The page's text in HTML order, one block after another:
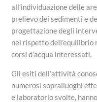
all’individuazione delle
prelievo dei sedimenti e
progettazione degli
nel rispetto dell’equilibrio
corsi d’acqua interessati.
Gli esiti dell’attività
numerosi sopralluoghi
e laboratorio svolte,